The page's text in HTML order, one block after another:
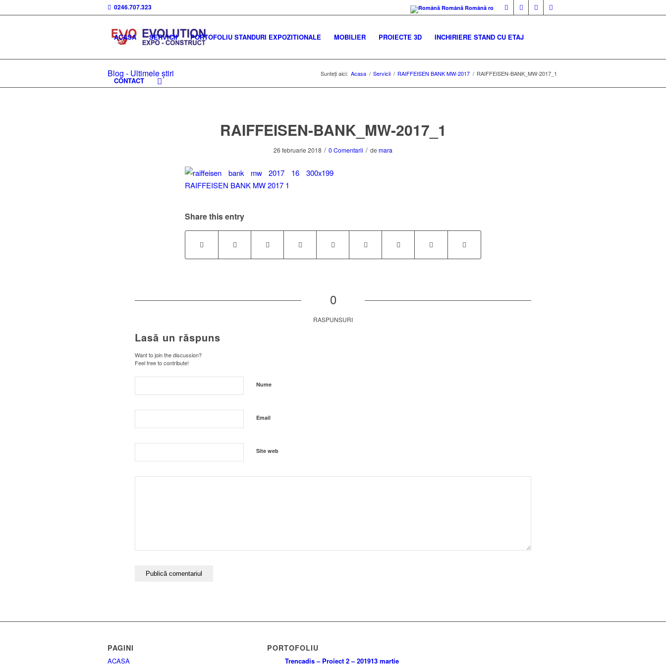
Română Română ro
0246.707.323
ACASA SERVICII PORTOFOLIU STANDURI EXPOZITIONALE MOBILIER PROIECTE 3D INCHIRIERE STAND CU ETAJ
CONTACT
Blog - Ultimele știri Sunteți aici: Acasa / Servicii / RAIFFEISEN BANK MW-2017 / RAIFFEISEN-BANK_MW-2017_1
RAIFFEISEN-BANK_MW-2017_1
26 februarie 2018 / 0 Comentarii / demara
Share this entry
0
RASPUNSURI
Lasă un răspuns
Want to join the discussion?
Feel free to contribute!
Nume
Email
Site web
PAGINI
ACASA
PORTOFOLIU
Trencadis – Proiect 2 – 201913 martie